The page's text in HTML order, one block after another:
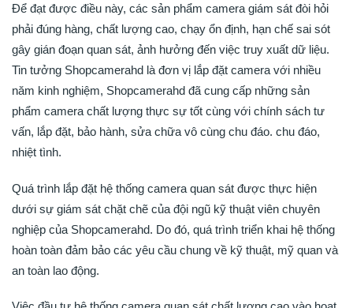
Để đạt được điều này, các sản phẩm camera giám sát đòi hỏi
phải đúng hàng, chất lượng cao, chạy ổn định, hạn chế sai sót
gây gián đoạn quan sát, ảnh hưởng đến việc truy xuất dữ liệu.
Tin tưởng Shopcamerahd là đơn vị lắp đặt camera với nhiều
năm kinh nghiệm, Shopcamerahd đã cung cấp những sản
phẩm camera chất lượng thực sự tốt cùng với chính sách tư
vấn, lắp đặt, bảo hành, sửa chữa vô cùng chu đáo. chu đáo,
nhiệt tình.
Quá trình lắp đặt hệ thống camera quan sát được thực hiện
dưới sự giám sát chặt chẽ của đội ngũ kỹ thuật viên chuyên
nghiệp của Shopcamerahd. Do đó, quá trình triển khai hệ thống
hoàn toàn đảm bảo các yêu cầu chung về kỹ thuật, mỹ quan và
an toàn lao động.